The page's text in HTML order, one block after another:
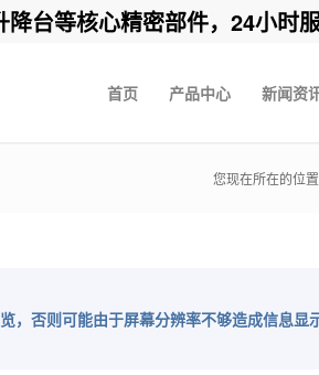
台等核心精密部件，24小时
首页 产品中心 新闻资
您现在所在的位置
否则可能由于屏幕分辨率不够造成信息显